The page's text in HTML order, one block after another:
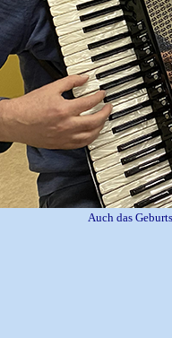
Auch das